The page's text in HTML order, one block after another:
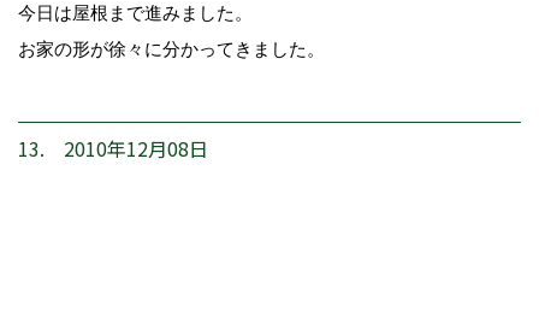
今日は屋根まで進みました。
お家の形が徐々に分かってきました。
13. 2010年12月08日